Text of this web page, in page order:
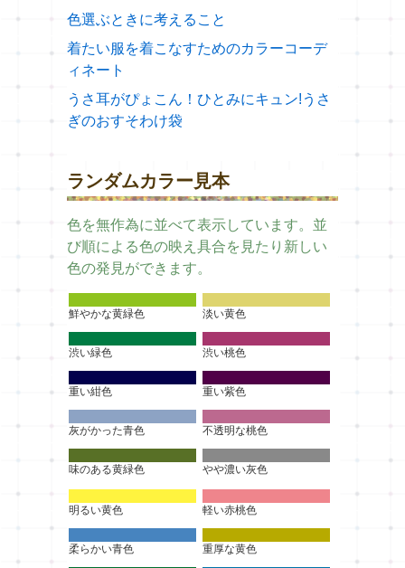
色選ぶときに考えること
着たい服を着こなすためのカラーコーデ
ィネート
うさ耳がぴょこん！ひとみにキュン!うさ
ぎのおすそわけ袋
ランダムカラー見本
色を無作為に並べて表示しています。並
び順による色の映え具合を見たり新しい
色の発見ができます。
鮮やかな黄緑色 淡い黄色
渋い緑色 渋い桃色
重い紺色 重い紫色
灰がかった青色 不透明な桃色
味のある黄緑色 やや濃い灰色
明るい黄色 軽い赤桃色
柔らかい青色 重厚な黄色